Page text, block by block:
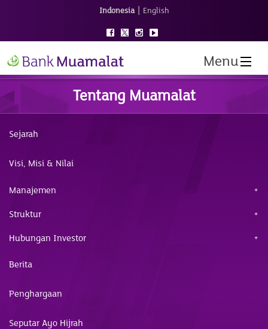
Indonesia | English
Menu
Tentang Muamalat
Sejarah
Visi, Misi & Nilai
Manajemen
Struktur
Hubungan Investor
Berita
Penghargaan
Seputar Ayo Hijrah